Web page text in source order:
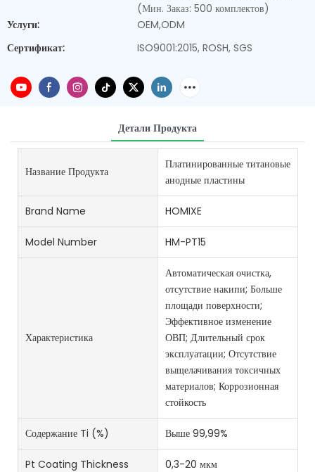
(Мин. Заказ: 500 комплектов)
Услуги:
OEM,ODM
Сертификат:
ISO9001:2015, ROSH, SGS
Детали Продукта
Название Продукта
Платинированные титановые
анодные пластины
Brand Name HOMIXE
Model Number HM-PT15
Характеристика
Автоматическая очистка,
отсутствие накипи; Больше
площади поверхности;
Эффективное изменение
ОВП; Длительный срок
эксплуатации; Отсутствие
выщелачивания токсичных
материалов; Коррозионная
стойкость
Содержание Ti (%) Выше 99,99%
Pt Coating Thickness 0,3-20 мкм